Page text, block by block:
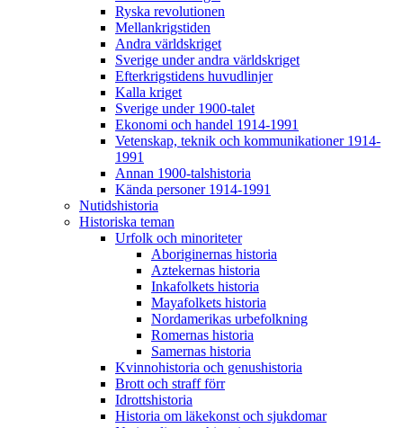
Ryska revolutionen
Mellankrigstiden
Andra världskriget
Sverige under andra världskriget
Efterkrigstidens huvudlinjer
Kalla kriget
Sverige under 1900-talet
Ekonomi och handel 1914-1991
Vetenskap, teknik och kommunikationer 1914-
1991
Annan 1900-talshistoria
Kända personer 1914-1991
Nutidshistoria
Historiska teman
Urfolk och minoriteter
Aboriginernas historia
Aztekernas historia
Inkafolkets historia
Mayafolkets historia
Nordamerikas urbefolkning
Romernas historia
Samernas historia
Kvinnohistoria och genushistoria
Brott och straff förr
Idrottshistoria
Historia om läkekonst och sjukdomar